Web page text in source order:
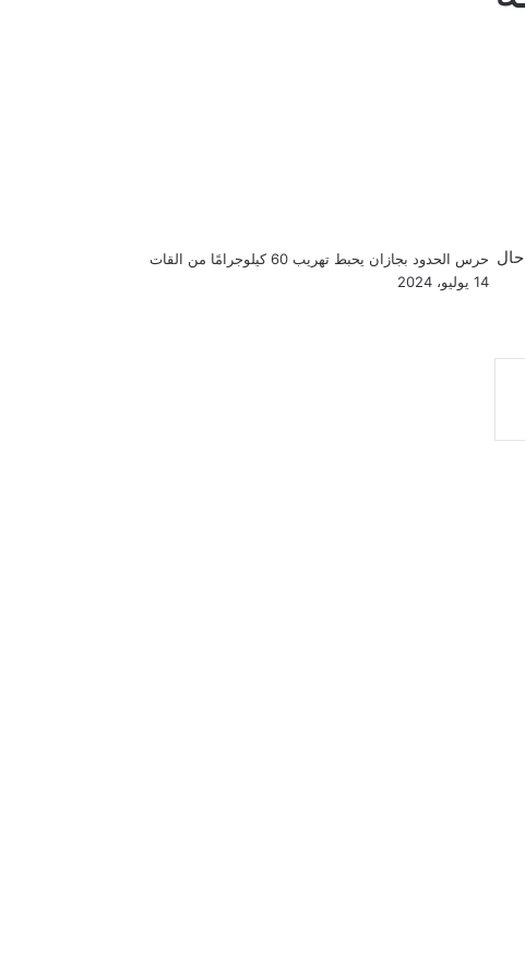
حرس الحدود بجازان يحبط تهريب 60 كيلوجرامًا من القات
14 يوليو، 2024